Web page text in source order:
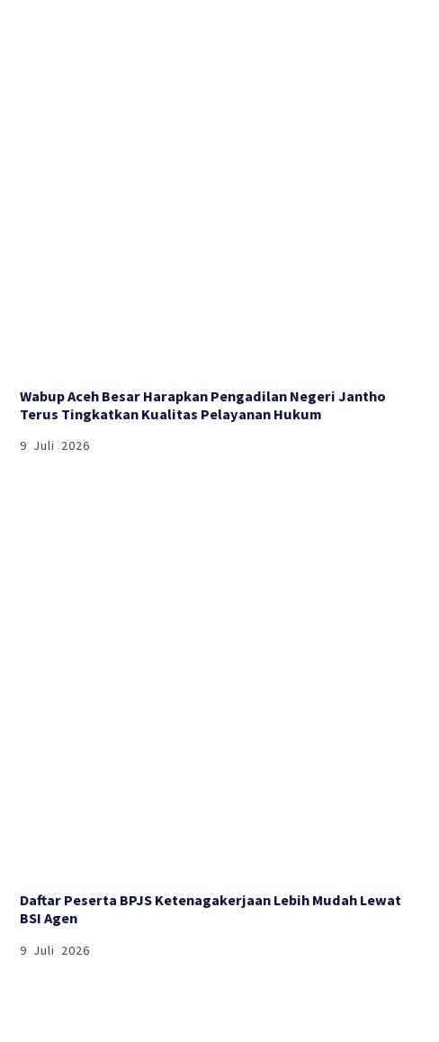
Wabup Aceh Besar Harapkan Pengadilan Negeri Jantho
Terus Tingkatkan Kualitas Pelayanan Hukum
9 Juli 2026
Daftar Peserta BPJS Ketenagakerjaan Lebih Mudah Lewat
BSI Agen
9 Juli 2026